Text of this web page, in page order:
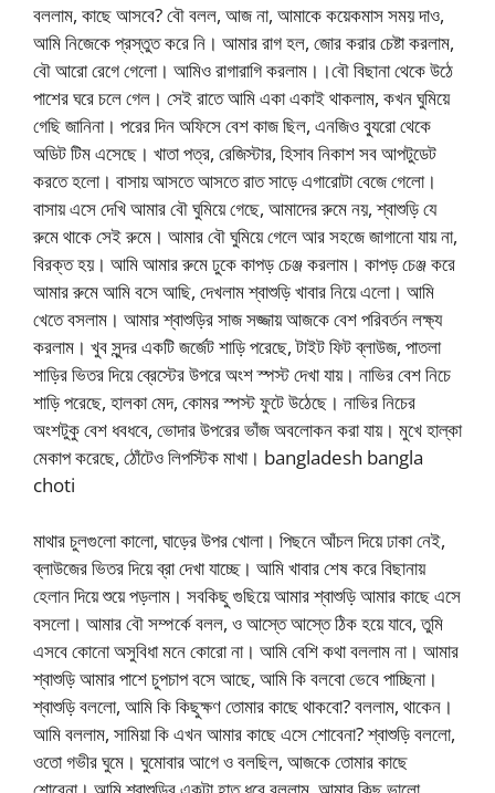
বললাম, কাছে আসবে? বৌ বলল, আজ না, আমাকে কয়েকমাস সময় দাও,
আমি নিজেকে প্রস্তুত করে নি। আমার রাগ হল, জোর করার চেষ্টা করলাম,
বৌ আরো রেগে গেলো। আমিও রাগারাগি করলাম।।বৌ বিছানা থেকে উঠে
পাশের ঘরে চলে গেল। সেই রাতে আমি একা একাই থাকলাম, কখন ঘুমিয়ে
গেছি জানিনা। পরের দিন অফিসে বেশ কাজ ছিল, এনজিও ব্যুরো থেকে
অডিট টিম এসেছে। খাতা পত্র, রেজিস্টার, হিসাব নিকাশ সব আপটুডেট
করতে হলো। বাসায় আসতে আসতে রাত সাড়ে এগারোটা বেজে গেলো।
বাসায় এসে দেখি আমার বৌ ঘুমিয়ে গেছে, আমাদের রুমে নয়, শ্বাশুড়ি যে
রুমে থাকে সেই রুমে। আমার বৌ ঘুমিয়ে গেলে আর সহজে জাগানো যায় না,
বিরক্ত হয়। আমি আমার রুমে ঢুকে কাপড় চেঞ্জ করলাম। কাপড় চেঞ্জ করে
আমার রুমে আমি বসে আছি, দেখলাম শ্বাশুড়ি খাবার নিয়ে এলো। আমি
খেতে বসলাম। আমার শ্বাশুড়ির সাজ সজ্জায় আজকে বেশ পরিবর্তন লক্ষ্য
করলাম। খুব সুন্দর একটি জর্জেট শাড়ি পরেছে, টাইট ফিট ব্লাউজ, পাতলা
শাড়ির ভিতর দিয়ে ব্রেস্টের উপরে অংশ স্পস্ট দেখা যায়। নাভির বেশ নিচে
শাড়ি পরেছে, হালকা মেদ, কোমর স্পস্ট ফুটে উঠেছে। নাভির নিচের
অংশটুকু বেশ ধবধবে, ভোদার উপরের ভাঁজ অবলোকন করা যায়। মুখে হাল্কা
মেকাপ করেছে, ঠোঁটেও লিপস্টিক মাখা। bangladesh bangla
choti
মাথার চুলগুলো কালো, ঘাড়ের উপর খোলা। পিছনে আঁচল দিয়ে ঢাকা নেই,
ব্লাউজের ভিতর দিয়ে ব্রা দেখা যাচ্ছে। আমি খাবার শেষ করে বিছানায়
হেলান দিয়ে শুয়ে পড়লাম। সবকিছু গুছিয়ে আমার শ্বাশুড়ি আমার কাছে এসে
বসলো। আমার বৌ সম্পর্কে বলল, ও আস্তে আস্তে ঠিক হয়ে যাবে, তুমি
এসবে কোনো অসুবিধা মনে কোরো না। আমি বেশি কথা বললাম না। আমার
শ্বাশুড়ি আমার পাশে চুপচাপ বসে আছে, আমি কি বলবো ভেবে পাচ্ছিনা।
শ্বাশুড়ি বললো, আমি কি কিছুক্ষণ তোমার কাছে থাকবো? বললাম, থাকেন।
আমি বললাম, সামিয়া কি এখন আমার কাছে এসে শোবেনা? শ্বাশুড়ি বললো,
ওতো গভীর ঘুমে। ঘুমোবার আগে ও বলছিল, আজকে তোমার কাছে